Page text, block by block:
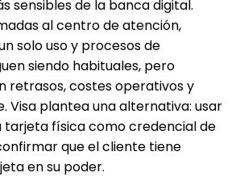
sensibles de la banca digital.
al centro de atención,
solo uso y procesos de
siendo habituales, pero
retrasos, costes operativos y
Visa plantea una alternativa: usar
tarjeta física como credencial de
que el cliente tiene
en su poder.